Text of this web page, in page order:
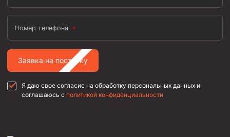
Номер телефона
Заявка на поставку
Я даю свое согласие на обработку персональных данных и
соглашаюсь с политикой конфиденциальности